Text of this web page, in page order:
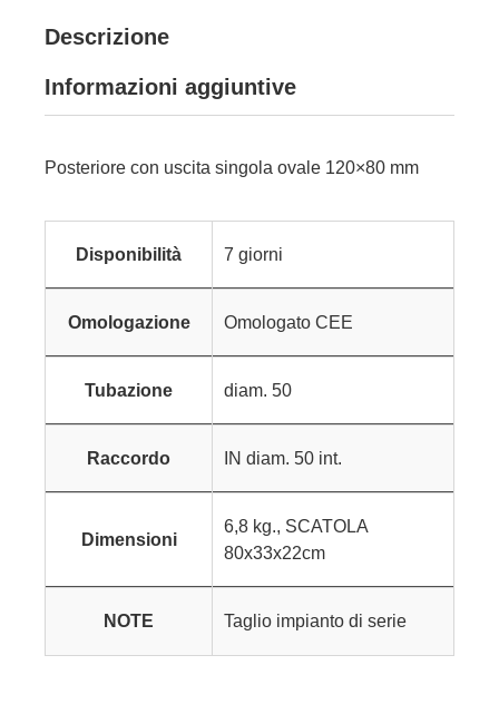
Descrizione
Informazioni aggiuntive
Posteriore con uscita singola ovale 120×80 mm
Disponibilità 7 giorni
Omologazione Omologato CEE
Tubazione diam. 50
Raccordo IN diam. 50 int.
Dimensioni
6,8 kg., SCATOLA
80x33x22cm
NOTE Taglio impianto di serie